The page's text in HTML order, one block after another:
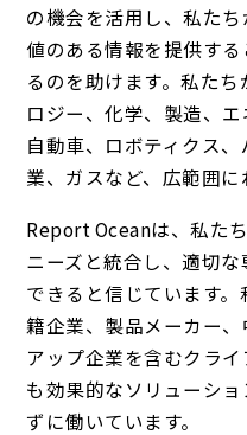
の機会を活用し、私た
値のある情報を提供す
るのを助けます。私た
ロジー、化学、製造、エ
自動車、ロボティクス
業、ガスなど、広範囲に
Report Oceanは、私た
ニーズと統合し、適切
できると信じています
籍企業、製品メーカー
アップ企業を含むクラ
も効果的なソリューシ
ずに働いています。